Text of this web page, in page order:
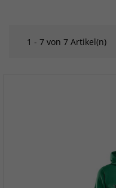
1 - 7 von 7 Artikel(n)